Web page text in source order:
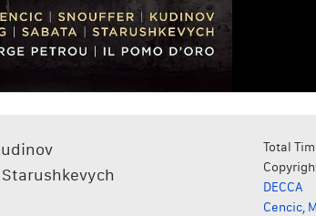
Starushkevych
Total
DECCA
Cencic,